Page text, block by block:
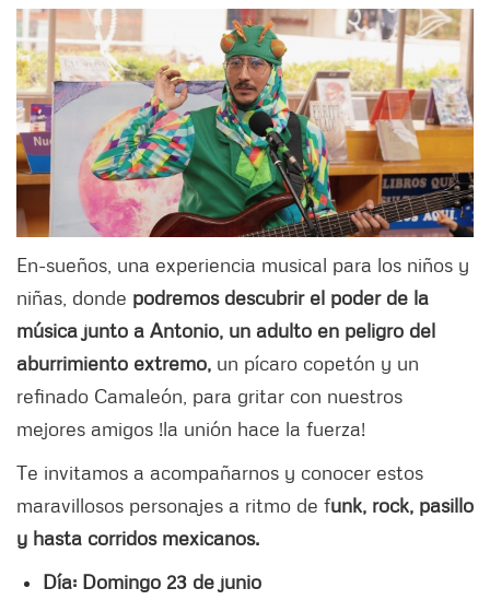
En-sueños, una experiencia musical para los niños y
niñas, donde podremos descubrir el poder de la
música junto a Antonio, un adulto en peligro del
aburrimiento extremo, un pícaro copetón y un
refinado Camaleón, para gritar con nuestros
mejores amigos !la unión hace la fuerza!
Te invitamos a acompañarnos y conocer estos
maravillosos personajes a ritmo de funk, rock, pasillo
y hasta corridos mexicanos.
Día: Domingo 23 de junio